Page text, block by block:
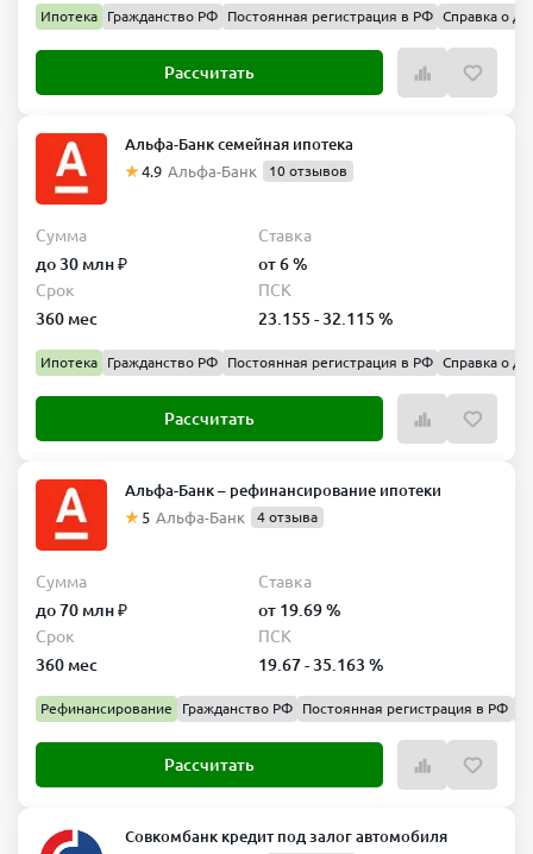
Ипотека Гражданство РФ Постоянная регистрация в РФ Справка о
Рассчитать
Альфа-Банк семейная ипотека
4.9 Альфа-Банк 10 отзывов
Сумма
до 30 млн ₽
Ставка
от 6 %
Срок
360 мес
ПСК
23.155 - 32.115 %
Ипотека Гражданство РФ Постоянная регистрация в РФ Справка о
Рассчитать
Альфа-Банк – рефинансирование ипотеки
5 Альфа-Банк 4 отзыва
Сумма
до 70 млн ₽
Ставка
от 19.69 %
Срок
360 мес
ПСК
19.67 - 35.163 %
Рефинансирование Гражданство РФ Постоянная регистрация в РФ
Рассчитать
Совкомбанк кредит под залог автомобиля